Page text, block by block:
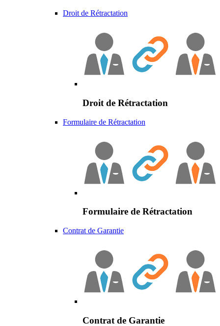
Droit de Rétractation
Droit de Rétractation
Formulaire de Rétractation
Formulaire de Rétractation
Contrat de Garantie
Contrat de Garantie